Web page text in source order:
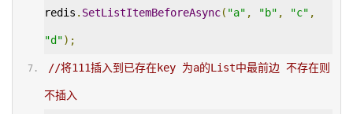
redis . SetListItemBeforeAsync( "a" , "b" , "c" ,
"d");
//将111插入到已存在key 为a的List中最前边 不存在则
不插入